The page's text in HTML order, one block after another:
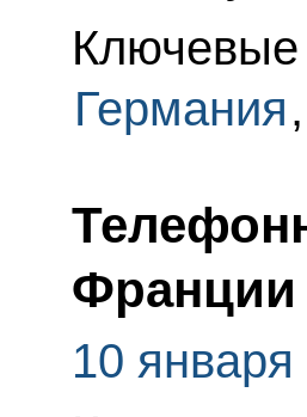
Ключевые
Германия,
10 января